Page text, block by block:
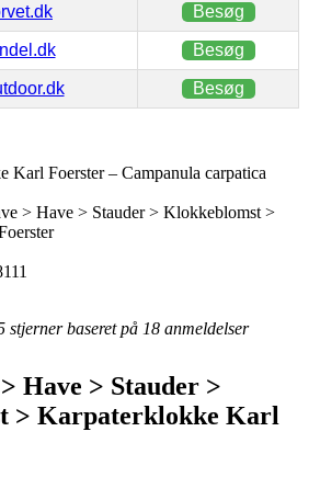
Besøg
Besøg
Besøg
Karl Foerster – Campanula carpatica
> Have > Stauder > Klokkeblomst >
stjerner baseret på 18 anmeldelser
Have > Stauder >
> Karpaterklokke Karl